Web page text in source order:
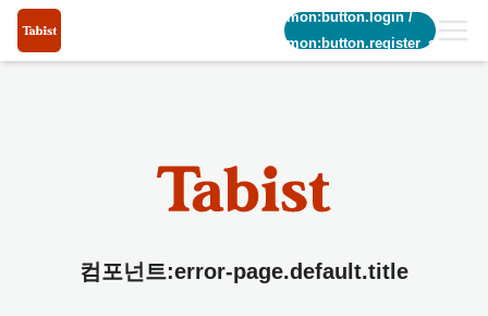
common:button.login/
common:button.register_short
컴포넌트:error-page.default.title